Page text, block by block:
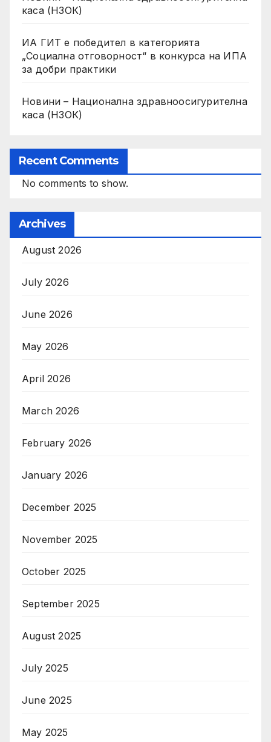
каса (НЗОК)
ИА ГИТ е победител в категорията
„Социална отговорност“ в конкурса на ИПА
за добри практики
Новини – Национална здравноосигурителна
каса (НЗОК)
Recent Comments
No comments to show.
Archives
August 2026
July 2026
June 2026
May 2026
April 2026
March 2026
February 2026
January 2026
December 2025
November 2025
October 2025
September 2025
August 2025
July 2025
June 2025
May 2025